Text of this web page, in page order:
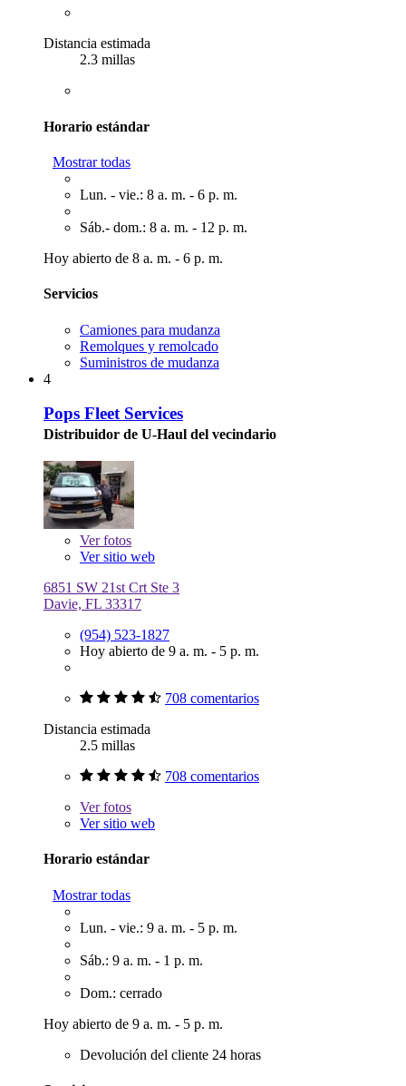
Distancia estimada
2.3 millas
Horario estándar
Mostrar todas
Lun. - vie.: 8 a. m. - 6 p. m.
Sáb.- dom.: 8 a. m. - 12 p. m.
Hoy abierto de 8 a. m. - 6 p. m.
Servicios
Camiones para mudanza
Remolques y remolcado
Suministros de mudanza
4
Pops Fleet Services
Distribuidor de U-Haul del vecindario
Verfotos
Ver sitio web
6851 SW 21st Crt Ste 3
Davie, FL 33317
(954) 523-1827
Hoy abierto de 9 a. m. - 5 p. m.
708 comentarios
Distancia estimada
2.5 millas
708 comentarios
Verfotos
Ver sitio web
Horario estándar
Mostrar todas
Lun. - vie.: 9 a. m. - 5 p. m.
Sáb.: 9 a. m. - 1 p. m.
Dom.: cerrado
Hoy abierto de 9 a. m. - 5 p. m.
Devolución del cliente 24 horas